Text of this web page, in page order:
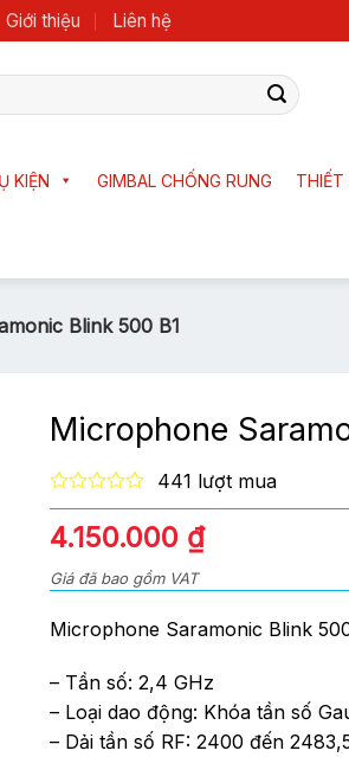
Giới thiệu Liên hệ
KIỆN GIMBAL CHỐNG RUNG THIẾT
Blink 500 B1
Microphone
0
out
of
441 lượt mua
4.150.000 ₫
Giá đã bao gồm VAT
Microphone Saramonic Blink
– Tần số: 2,4 GHz
– Loại dao động: Khóa tần số
– Dải tần số RF: 2400 đến